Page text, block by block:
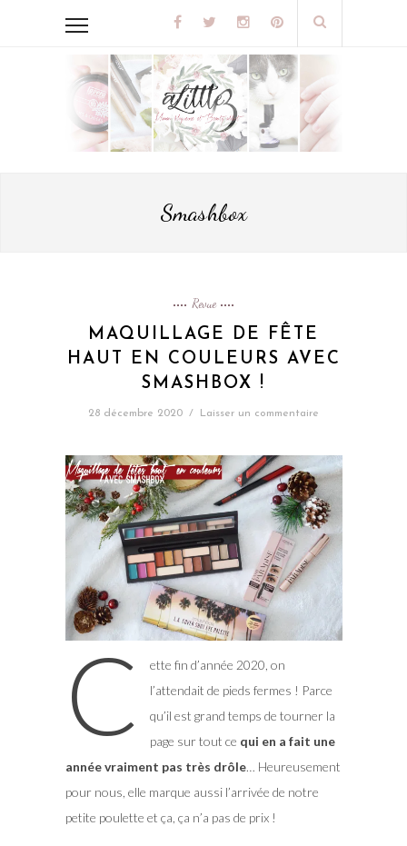
Smashbox
Revue
MAQUILLAGE DE FÊTE
HAUT EN COULEURS AVEC
SMASHBOX !
28 décembre 2020 / Laisser un commentaire
C
ette fin d’année 2020, on
l’attendait de pieds fermes ! Parce
qu’il est grand temps de tourner la
page sur tout ce qui en a fait une
année vraiment pas très drôle… Heureusement
pour nous, elle marque aussi l’arrivée de notre
petite poulette et ça, ça n’a pas de prix !